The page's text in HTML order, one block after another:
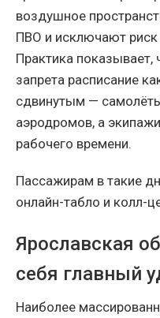
воздушное
ПВО и исключают риск
Практика показывает,
запрета расписание
сдвинутым —
аэродромов, а
рабочего времени.
Пассажирам в такие
онлайн-табло и колл-
Ярославская
себя главный
Наиболее